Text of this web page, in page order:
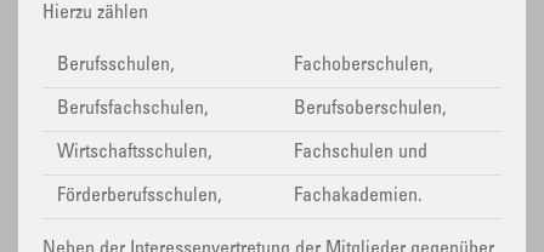
Hierzu zählen
Berufsschulen, Fachoberschulen,
Berufsfachschulen, Berufsoberschulen,
Wirtschaftsschulen, Fachschulen und
Förderberufsschulen, Fachakademien.